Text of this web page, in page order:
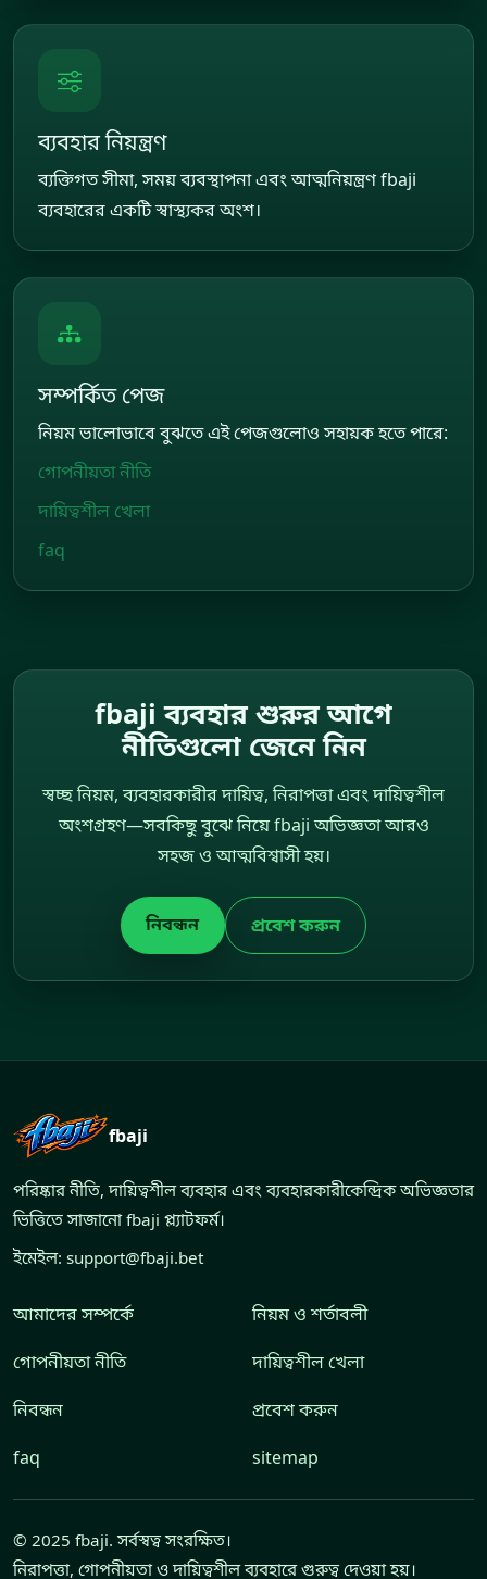
ব্যবহার নিয়ন্ত্রণ
ব্যক্তিগত সীমা, সময় ব্যবস্থাপনা এবং আত্মনিয়ন্ত্রণ fbaji
ব্যবহারের একটি স্বাস্থ্যকর অংশ।
সম্পর্কিত পেজ
নিয়ম ভালোভাবে বুঝতে এই পেজগুলোও সহায়ক হতে পারে:
গোপনীয়তা নীতি
দায়িত্বশীল খেলা
faq
fbaji ব্যবহার শুরুর আগে
নীতিগুলো জেনে নিন
স্বচ্ছ নিয়ম, ব্যবহারকারীর দায়িত্ব, নিরাপত্তা এবং দায়িত্বশীল
অংশগ্রহণ—সবকিছু বুঝে নিয়ে fbaji অভিজ্ঞতা আরও
সহজ ও আত্মবিশ্বাসী হয়।
নিবন্ধন প্রবেশ করুন
fbaji
পরিষ্কার নীতি, দায়িত্বশীল ব্যবহার এবং ব্যবহারকারীকেন্দ্রিক অভিজ্ঞতার
ভিত্তিতে সাজানো fbaji প্ল্যাটফর্ম।
ইমেইল: support@fbaji.bet
আমাদের সম্পর্কে
নিয়ম ও শর্তাবলী
গোপনীয়তা নীতি
দায়িত্বশীল খেলা
নিবন্ধন
প্রবেশ করুন
faq
sitemap
© 2025 fbaji. সর্বস্বত্ব সংরক্ষিত।
নিরাপত্তা, গোপনীয়তা ও দায়িত্বশীল ব্যবহারে গুরুত্ব দেওয়া হয়।